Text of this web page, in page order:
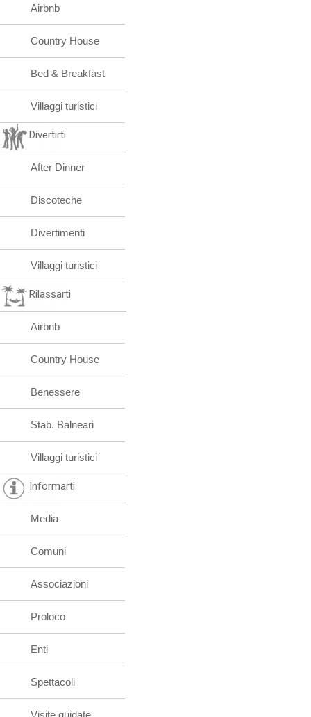
Airbnb
Country House
Bed & Breakfast
Villaggi turistici
Divertirti
After Dinner
Discoteche
Divertimenti
Villaggi turistici
Rilassarti
Airbnb
Country House
Benessere
Stab. Balneari
Villaggi turistici
Informarti
Media
Comuni
Associazioni
Proloco
Enti
Spettacoli
Visite guidate